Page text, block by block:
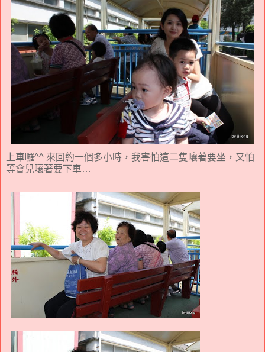
上車囉^^ 來回約一個多小時，我害怕這二隻嚷著要坐，又怕
等會兒嚷著要下車…